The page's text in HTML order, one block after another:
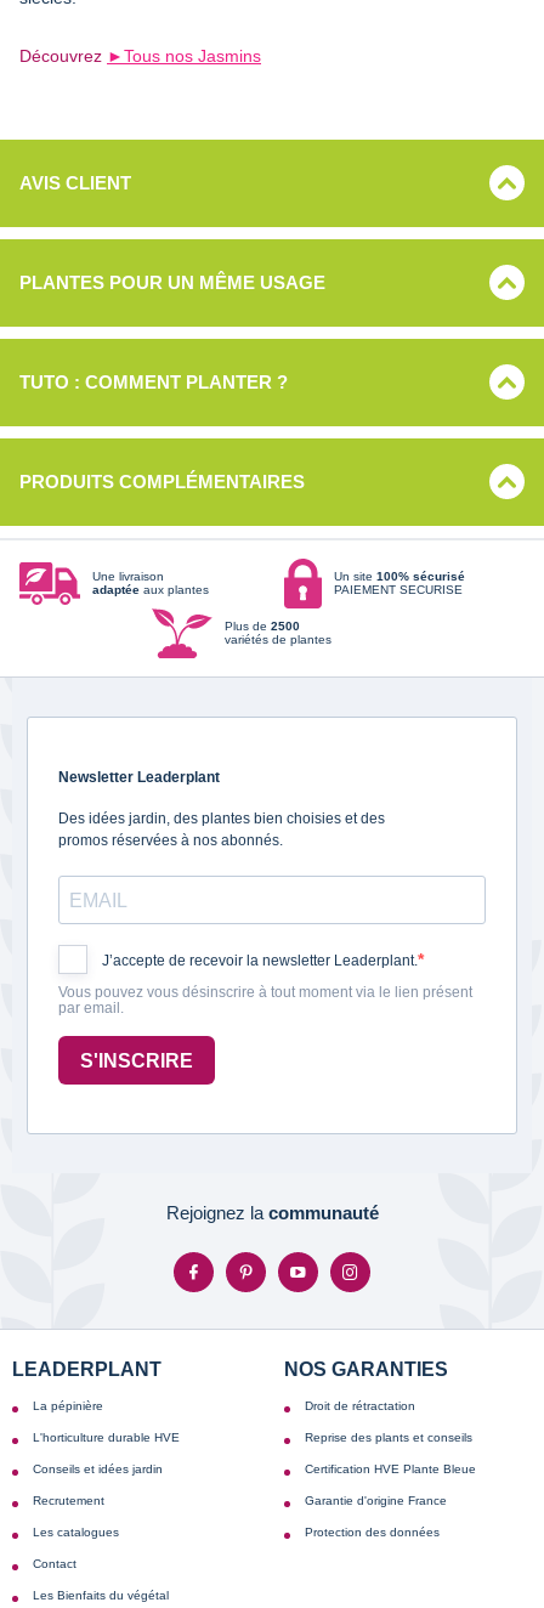
Découvrez ►Tous nos Jasmins
AVIS CLIENT
PLANTES POUR UN MÊME USAGE
TUTO : COMMENT PLANTER ?
PRODUITS COMPLÉMENTAIRES
Une livraison
adaptée aux plantes
Un site 100% sécurisé
PAIEMENT SECURISE
Plus de 2500
variétés de plantes
Newsletter Leaderplant
Des idées jardin, des plantes bien choisies et des
promos réservées à nos abonnés.
J’accepte de recevoir la newsletter Leaderplant.
Vous pouvez vous désinscrire à tout moment via le lien présent
par email.
S'INSCRIRE
Rejoignez la communauté
LEADERPLANT
La pépinière
L'horticulture durable HVE
Conseils et idées jardin
Recrutement
Les catalogues
Contact
Les Bienfaits du végétal
NOS GARANTIES
Droit de rétractation
Reprise des plants et conseils
Certification HVE Plante Bleue
Garantie d'origine France
Protection des données